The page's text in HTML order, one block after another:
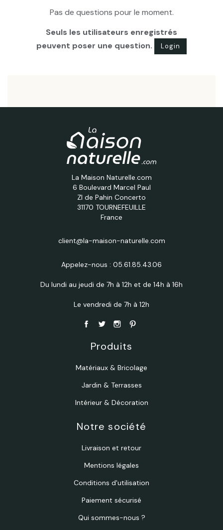
Pas de questions pour le moment.
Seuls les utilisateurs enregistrés
peuvent poser une question.
Login
La Maison Naturelle.com
6 Boulevard Marcel Paul
ZI de Pahin Concerto
31170 TOURNEFEUILLE
France
client@la-maison-naturelle.com
Appelez-nous : 05.61.85.43.06
Du lundi au jeudi de 7h à 12h et de 14h à 16h
Le vendredi de 7h à 12h
Produits
Matériaux & Bricolage
Jardin & Terrasses
Intérieur & Décoration
Notre société
Livraison et retour
Mentions légales
Conditions d'utilisation
Paiement sécurisé
Qui sommes-nous ?